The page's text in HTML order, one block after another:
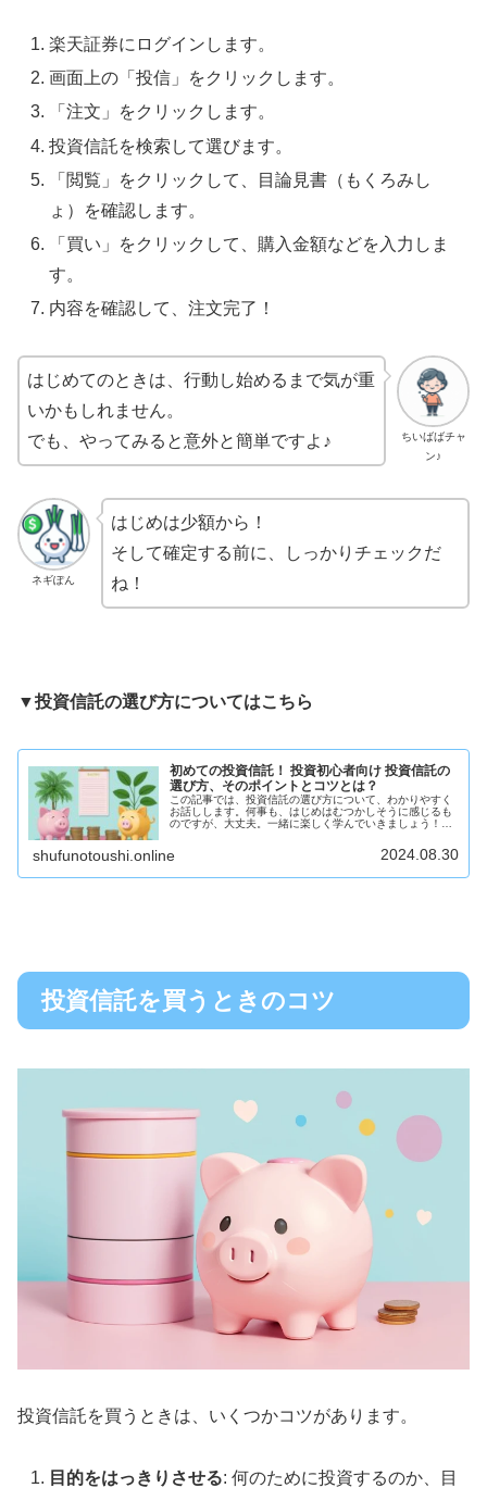
楽天証券にログインします。
画面上の「投信」をクリックします。
「注文」をクリックします。
投資信託を検索して選びます。
「閲覧」をクリックして、目論見書（もくろみし
ょ）を確認します。
「買い」をクリックして、購入金額などを入力しま
す。
内容を確認して、注文完了！
ちいばばチャ
ン♪
はじめてのときは、行動し始めるまで気が重
いかもしれません。
でも、やってみると意外と簡単ですよ♪
ネギぽん
はじめは少額から！
そして確定する前に、しっかりチェックだ
ね！
▼投資信託の選び方についてはこちら
初めての投資信託！ 投資初心者向け 投資信託の
選び方、そのポイントとコツとは？
この記事では、投資信託の選び方について、わかりやすく
お話しします。何事も、はじめはむつかしそうに感じるも
のですが、大丈夫。一緒に楽しく学んでいきましょう！投
shufunotoushi.online 2024.08.30
投資信託を買うときのコツ
投資信託を買うときは、いくつかコツがあります。
目的をはっきりさせる: 何のために投資するのか、目